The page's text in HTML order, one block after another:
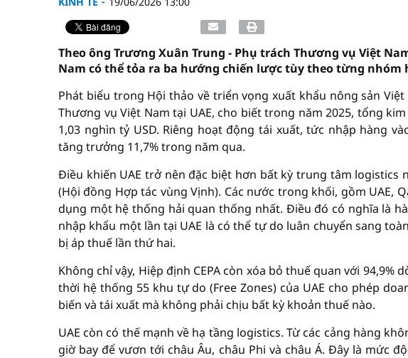
Theo ông Trương Xuân Trung - Phụ trách Thương vụ Việt
Nam có thể tỏa ra ba hướng chiến lược tùy theo từng nhóm
Phát biểu trong Hội thảo về triển vọng xuất khẩu nông sản
Thương vụ Việt Nam tại UAE, cho biết trong năm 2025, tổng
1,03 nghìn tỷ USD. Riêng hoạt động tái xuất, tức nhập hàng
tăng trưởng 11,7% trong năm qua.
Điều khiến UAE trở nên đặc biệt hơn bất kỳ trung tâm logistics
(Hội đồng Hợp tác vùng Vịnh). Các nước trong khối, gồm UAE,
dụng một hệ thống hải quan thống nhất. Điều đó có nghĩa là
nhập khẩu một lần tại UAE là có thể tự do luân chuyển sang
bị áp thuế lần thứ hai.
Không chỉ vậy, Hiệp định CEPA còn xóa bỏ thuế quan với 94,9%
thời hệ thống 55 khu tự do (Free Zones) của UAE cho phép
biến và tái xuất mà không phải chịu bất kỳ khoản thuế nào.
UAE còn có thế mạnh về hạ tầng logistics. Từ các cảng hàng
giờ bay để vươn tới châu Âu, châu Phi và châu Á. Đây là mức